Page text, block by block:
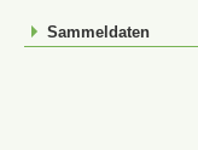
Sammeldaten